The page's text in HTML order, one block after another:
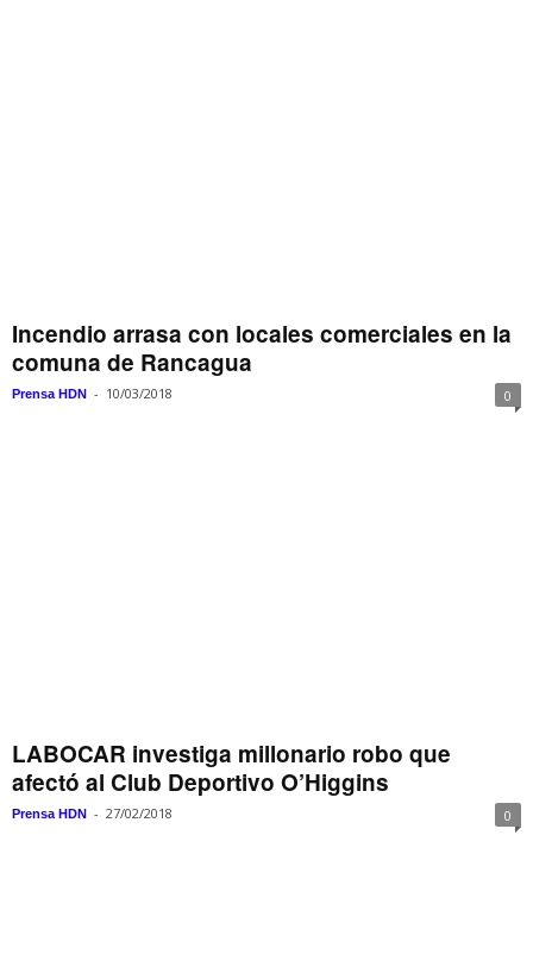
Incendio arrasa con locales comerciales en la
comuna de Rancagua
Prensa HDN - 10/03/2018 0
LABOCAR investiga millonario robo que
afectó al Club Deportivo O’Higgins
Prensa HDN - 27/02/2018 0